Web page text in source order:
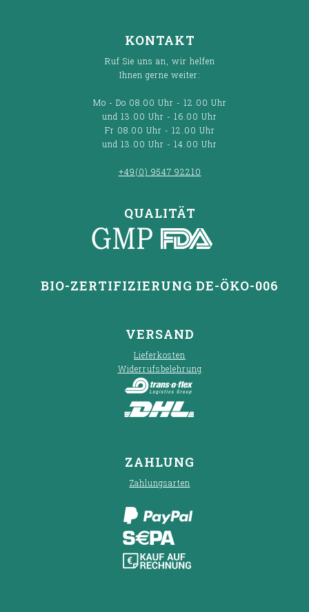
KONTAKT
Ruf Sie uns an, wir helfen
Ihnen gerne weiter:
Mo - Do 08.00 Uhr - 12.00 Uhr
und 13.00 Uhr - 16.00 Uhr
Fr 08.00 Uhr - 12.00 Uhr
und 13.00 Uhr - 14.00 Uhr
+49(0) 9547 92210
QUALITÄT
BIO-ZERTIFIZIERUNG DE-ÖKO-006
VERSAND
Lieferkosten
Widerrufsbelehrung
ZAHLUNG
Zahlungsarten